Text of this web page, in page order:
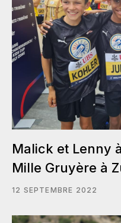
Malick et Lenny
Mille Gruyère à
12 SEPTEMBRE 2022